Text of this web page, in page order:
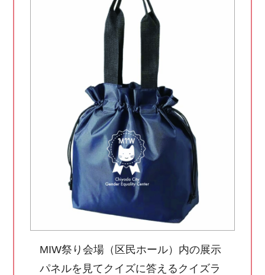
MIW祭り会場（区民ホール）内の展示
パネルを見てクイズに答えるクイズラ